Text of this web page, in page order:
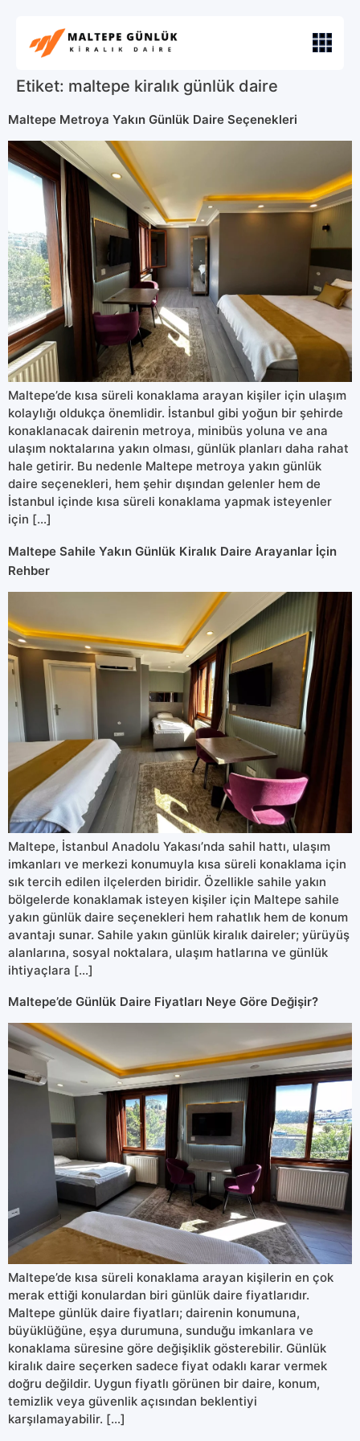
Etiket: maltepe kiralık günlük daire
Maltepe Metroya Yakın Günlük Daire Seçenekleri
Maltepe’de kısa süreli konaklama arayan kişiler için ulaşım
kolaylığı oldukça önemlidir. İstanbul gibi yoğun bir şehirde
konaklanacak dairenin metroya, minibüs yoluna ve ana
ulaşım noktalarına yakın olması, günlük planları daha rahat
hale getirir. Bu nedenle Maltepe metroya yakın günlük
daire seçenekleri, hem şehir dışından gelenler hem de
İstanbul içinde kısa süreli konaklama yapmak isteyenler
için […]
Maltepe Sahile Yakın Günlük Kiralık Daire Arayanlar İçin
Rehber
Maltepe, İstanbul Anadolu Yakası’nda sahil hattı, ulaşım
imkanları ve merkezi konumuyla kısa süreli konaklama için
sık tercih edilen ilçelerden biridir. Özellikle sahile yakın
bölgelerde konaklamak isteyen kişiler için Maltepe sahile
yakın günlük daire seçenekleri hem rahatlık hem de konum
avantajı sunar. Sahile yakın günlük kiralık daireler; yürüyüş
alanlarına, sosyal noktalara, ulaşım hatlarına ve günlük
ihtiyaçlara […]
Maltepe’de Günlük Daire Fiyatları Neye Göre Değişir?
Maltepe’de kısa süreli konaklama arayan kişilerin en çok
merak ettiği konulardan biri günlük daire fiyatlarıdır.
Maltepe günlük daire fiyatları; dairenin konumuna,
büyüklüğüne, eşya durumuna, sunduğu imkanlara ve
konaklama süresine göre değişiklik gösterebilir. Günlük
kiralık daire seçerken sadece fiyat odaklı karar vermek
doğru değildir. Uygun fiyatlı görünen bir daire, konum,
temizlik veya güvenlik açısından beklentiyi
karşılamayabilir. […]